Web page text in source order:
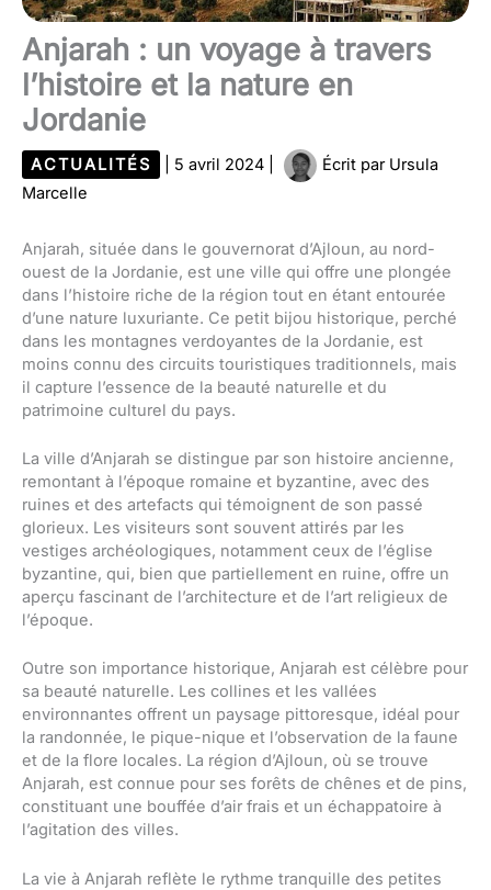
Anjarah : un voyage à travers
l’histoire et la nature en
Jordanie
ACTUALITÉS 5 avril 2024 Écrit par Ursula
Marcelle
Anjarah, située dans le gouvernorat d’Ajloun, au nord-
ouest de la Jordanie, est une ville qui offre une plongée
dans l’histoire riche de la région tout en étant entourée
d’une nature luxuriante. Ce petit bijou historique, perché
dans les montagnes verdoyantes de la Jordanie, est
moins connu des circuits touristiques traditionnels, mais
il capture l’essence de la beauté naturelle et du
patrimoine culturel du pays.
La ville d’Anjarah se distingue par son histoire ancienne,
remontant à l’époque romaine et byzantine, avec des
ruines et des artefacts qui témoignent de son passé
glorieux. Les visiteurs sont souvent attirés par les
vestiges archéologiques, notamment ceux de l’église
byzantine, qui, bien que partiellement en ruine, offre un
aperçu fascinant de l’architecture et de l’art religieux de
l’époque.
Outre son importance historique, Anjarah est célèbre pour
sa beauté naturelle. Les collines et les vallées
environnantes offrent un paysage pittoresque, idéal pour
la randonnée, le pique-nique et l’observation de la faune
et de la flore locales. La région d’Ajloun, où se trouve
Anjarah, est connue pour ses forêts de chênes et de pins,
constituant une bouffée d’air frais et un échappatoire à
l’agitation des villes.
La vie à Anjarah reflète le rythme tranquille des petites